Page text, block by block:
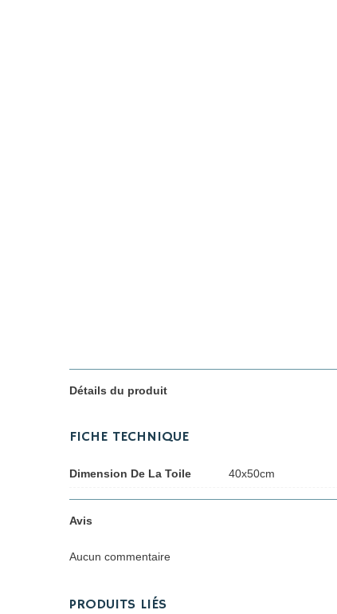
Détails du produit
FICHE TECHNIQUE
Dimension De La Toile 40x50cm
Avis
Aucun commentaire
PRODUITS LIÉS